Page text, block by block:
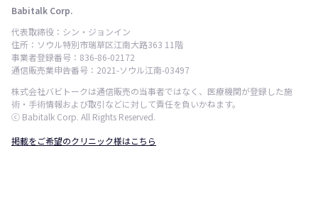
Babitalk Corp.
代表取締役：シン・ジョンイン
住所：ソウル特別市瑞草区江南大路363 11階
事業者登録番号：836-86-02172
通信販売業申告番号：2021-ソウル江南-03497
株式会社バビトークは通信販売の当事者ではなく、医療機関が登録した施
術・手術情報および取引などに対して責任を負いかねます。
ⓒ Babitalk Corp. All Rights Reserved.
掲載をご希望のクリニック様はこちら